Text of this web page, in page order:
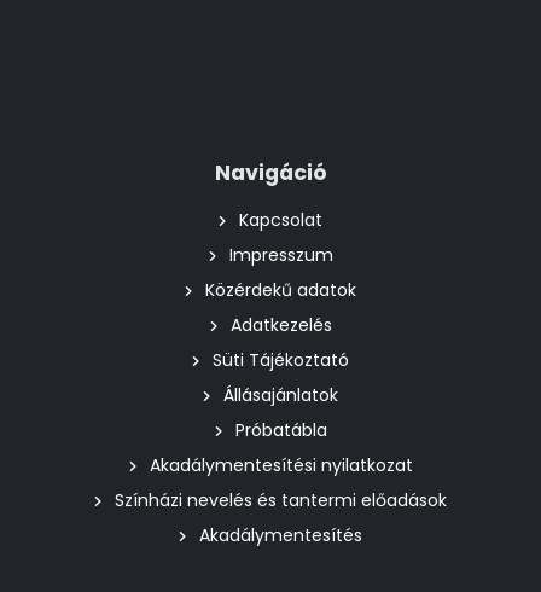
Navigáció
Kapcsolat
Impresszum
Közérdekű adatok
Adatkezelés
Süti Tájékoztató
Állásajánlatok
Próbatábla
Akadálymentesítési nyilatkozat
Színházi nevelés és tantermi előadások
Akadálymentesítés